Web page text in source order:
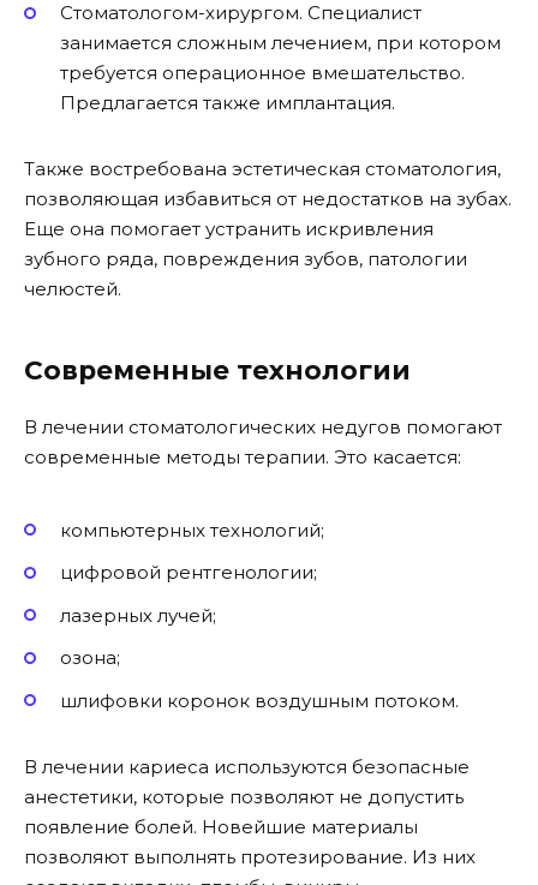
Стоматологом-хирургом. Специалист
занимается сложным лечением, при котором
требуется операционное вмешательство.
Предлагается также имплантация.
Также востребована эстетическая стоматология,
позволяющая избавиться от недостатков на зубах.
Еще она помогает устранить искривления
зубного ряда, повреждения зубов, патологии
челюстей.
Современные технологии
В лечении стоматологических недугов помогают
современные методы терапии. Это касается:
компьютерных технологий;
цифровой рентгенологии;
лазерных лучей;
озона;
шлифовки коронок воздушным потоком.
В лечении кариеса используются безопасные
анестетики, которые позволяют не допустить
появление болей. Новейшие материалы
позволяют выполнять протезирование. Из них